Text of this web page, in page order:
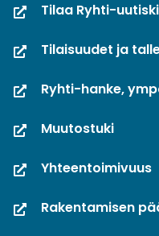
Tilaa Ryhti-
Tilaisuudet ja
Ryhti-hanke,
Muutostuki
Yhteentoimivuus
Rakentamisen